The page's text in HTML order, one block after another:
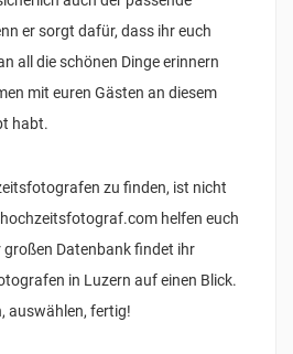
er sorgt dafür, dass ihr euch
all die schönen Dinge erinnern
mit euren Gästen an diesem
habt.
zu finden, ist nicht
helfen euch
großen Datenbank findet ihr
in Luzern auf einen Blick.
auswählen, fertig!